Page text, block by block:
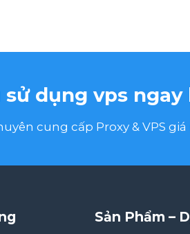
sử dụng vps ngay
cung cấp Proxy & VPS
Sản Phẩm –